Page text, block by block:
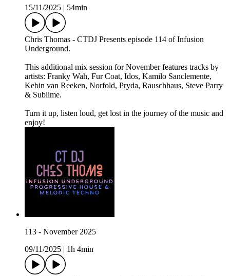
15/11/2025
54min
Chris Thomas - CTDJ Presents episode 114 of Infusion
Underground.
This additional mix session for November features tracks by
artists: Franky Wah, Fur Coat, Idos, Kamilo Sanclemente,
Kebin van Reeken, Norfold, Pryda, Rauschhaus, Steve Parry
& Sublime.
Turn it up, listen loud, get lost in the journey of the music and
enjoy!
113 - November 2025
09/11/2025
1h 4min